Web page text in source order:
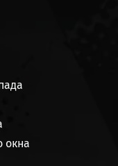
окна